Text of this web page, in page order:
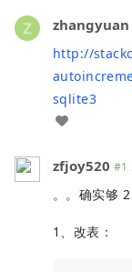
zhangyuan
http://
sqlite3
zfjoy520 #1
。。确实够
1、改表：